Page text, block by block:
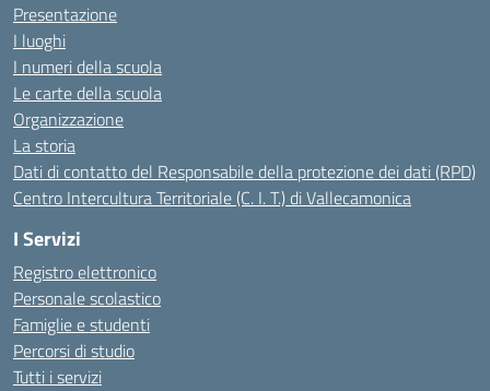
Presentazione
I luoghi
I numeri della scuola
Le carte della scuola
Organizzazione
La storia
Dati di contatto del Responsabile della protezione dei dati (RPD)
Centro Intercultura Territoriale (C. I. T.) di Vallecamonica
I Servizi
Registro elettronico
Personale scolastico
Famiglie e studenti
Percorsi di studio
Tutti i servizi